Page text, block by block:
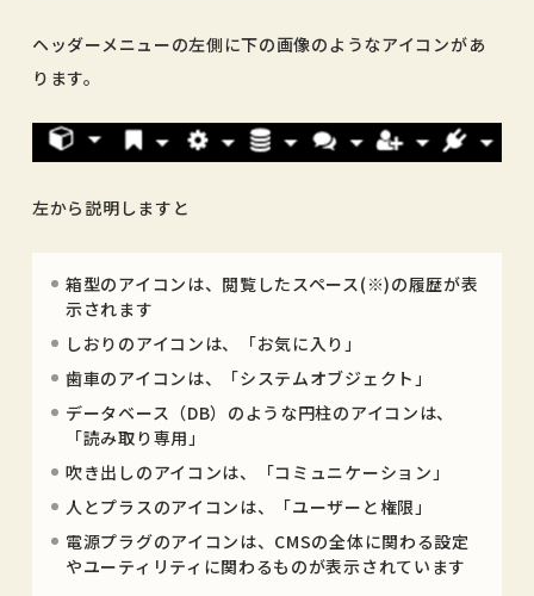
ヘッダーメニューの左側に下の画像のようなアイコンがあ
ります。
左から説明しますと
箱型のアイコンは、閲覧したスペース(※)の履歴が表
示されます
しおりのアイコンは、「お気に入り」
歯車のアイコンは、「システムオブジェクト」
データベース（DB）のような円柱のアイコンは、
「読み取り専用」
吹き出しのアイコンは、「コミュニケーション」
人とプラスのアイコンは、「ユーザーと権限」
電源プラグのアイコンは、CMSの全体に関わる設定
やユーティリティに関わるものが表示されています